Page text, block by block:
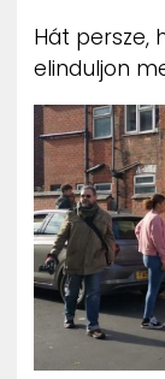
Hát persze,
elinduljon